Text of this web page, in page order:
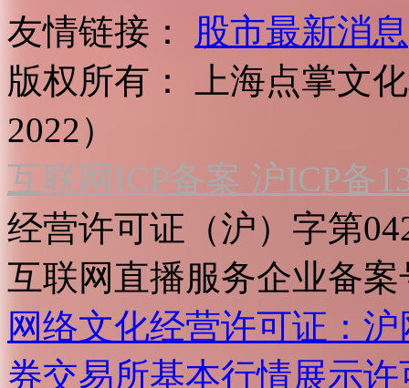
友情链接：
股市最新消息
版权所有：
上海点掌文
2022）
互联网ICP备案 沪ICP备
经营许可证（沪）字第
互联网直播服务企业备案
网络文化经营许可证：
券交易所基本行情展示许